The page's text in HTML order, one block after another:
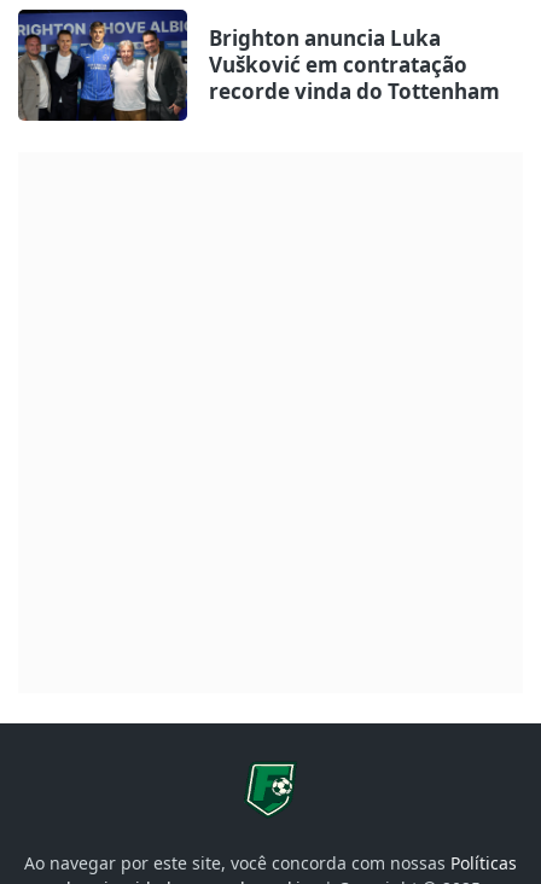
Brighton anuncia Luka
Vušković em contratação
recorde vinda do Tottenham
Ao navegar por este site, você concorda com nossas Políticas